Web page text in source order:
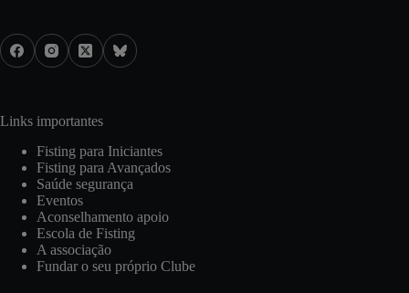
Links importantes
Fisting para Iniciantes
Fisting para Avançados
Saúde segurança
Eventos
Aconselhamento apoio
Escola de Fisting
A associação
Fundar o seu próprio Clube